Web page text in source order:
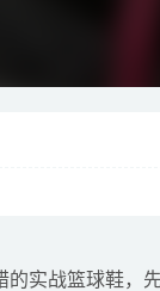
的实战篮球鞋，
吃